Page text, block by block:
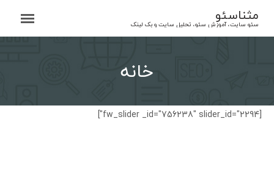
content
مثناسئو
سئو سایت، آموزش سئو، تحلیل سایت و بک لینک
خانه
[fw_slider _id="756238" slider_id="2294"]